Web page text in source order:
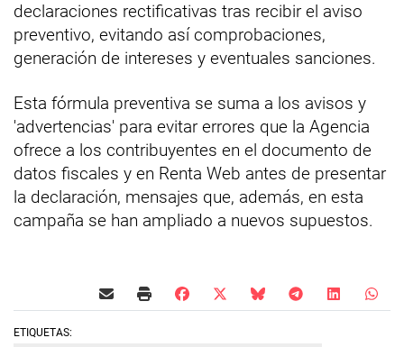
declaraciones rectificativas tras recibir el aviso
preventivo, evitando así comprobaciones,
generación de intereses y eventuales sanciones.
Esta fórmula preventiva se suma a los avisos y
'advertencias' para evitar errores que la Agencia
ofrece a los contribuyentes en el documento de
datos fiscales y en Renta Web antes de presentar
la declaración, mensajes que, además, en esta
campaña se han ampliado a nuevos supuestos.
ETIQUETAS: